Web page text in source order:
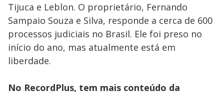
Tijuca e Leblon. O proprietário, Fernando
Sampaio Souza e Silva, responde a cerca de 600
processos judiciais no Brasil. Ele foi preso no
início do ano, mas atualmente está em
liberdade.
No RecordPlus, tem mais conteúdo da